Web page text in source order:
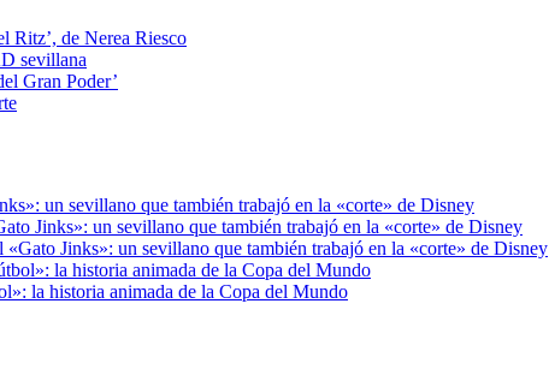
Ritz’, de Nerea Riesco
sevillana
Gran Poder’
un sevillano que también trabajó en la «corte» de Disney
Jinks»: un sevillano que también trabajó en la «corte» de Disney
«Gato Jinks»: un sevillano que también trabajó en la «corte» de Disney
la historia animada de la Copa del Mundo
la historia animada de la Copa del Mundo